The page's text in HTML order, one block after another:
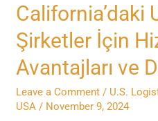
California’daki
Şirketler İçin
Avantajları ve
Leave a Comment / U.S.
USA / November 9, 2024
California’daki
Uluslararası
Şirketler
İçin
Hizmet
Merkezi:
Avantajları